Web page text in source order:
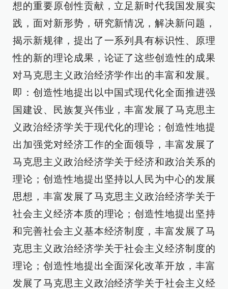
想的重要原创性贡献，立足新时代我国发展实
践，面对新形势，研究新情况，解决新问题，
揭示新规律，提出了一系列具有标识性、原理
性的新的理论成果，论证了这些创造性的成果
对马克思主义政治经济学作出的丰富和发展。
即：创造性地提出以中国式现代化全面推进强
国建设、民族复兴伟业，丰富发展了马克思主
义政治经济学关于现代化的理论；创造性地提
出加强党对经济工作的全面领导，丰富发展了
马克思主义政治经济学关于经济和政治关系的
理论；创造性地提出坚持以人民为中心的发展
思想，丰富发展了马克思主义政治经济学关于
社会主义经济本质的理论；创造性地提出坚持
和完善社会主义基本经济制度，丰富发展了马
克思主义政治经济学关于社会主义经济制度的
理论；创造性地提出全面深化改革开放，丰富
发展了马克思主义政治经济学关于社会主义经